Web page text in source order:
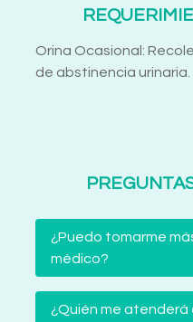
Orina Ocasional:
de abstinencia urinaria.
¿Puedo tomarme
médico?
¿Quién me atenderá